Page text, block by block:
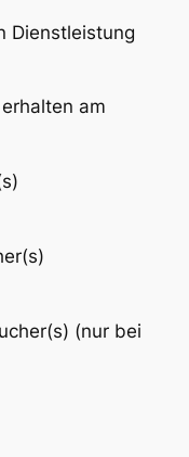
Dienstleistung
erhalten am
(nur bei